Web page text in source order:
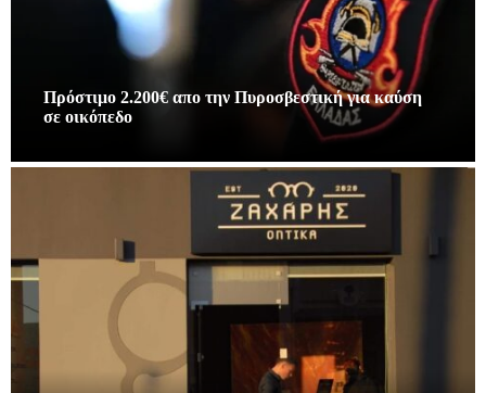
Πρόστιμο 2.200€ απο την Πυροσβεστική για καύση
σε οικόπεδο